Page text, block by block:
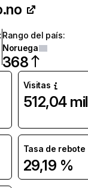
:Rango del país:
Noruega
368
Visitas
512,04 mil
Tasa de rebote
29,19 %